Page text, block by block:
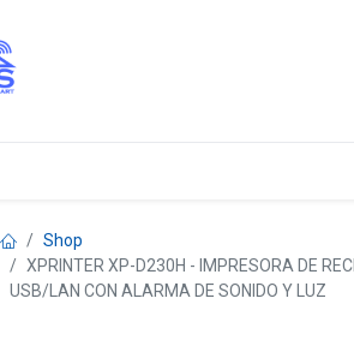
Shop
XPRINTER XP-D230H - IMPRESORA DE
USB/LAN CON ALARMA DE SONIDO Y LUZ